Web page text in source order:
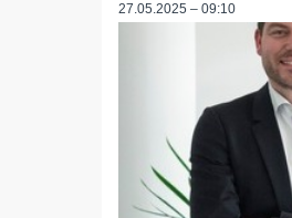
27.05.2025 – 09:10